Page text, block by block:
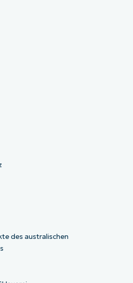
des australischen